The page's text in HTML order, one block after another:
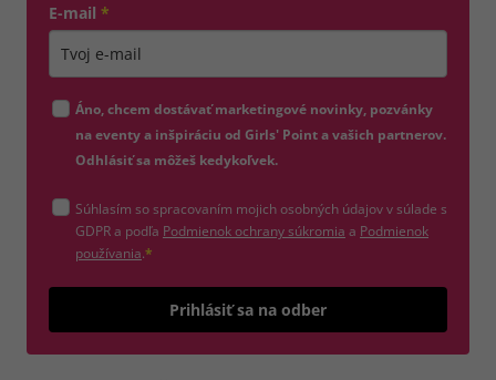
E-mail *
Áno, chcem dostávať marketingové novinky, pozvánky
na eventy a inšpiráciu od Girls' Point a vašich partnerov.
Odhlásiť sa môžeš kedykoľvek.
Súhlasím so spracovaním mojich osobných údajov v súlade s
GDPR a podľa Podmienok ochrany súkromia (otvorí sa v novom okne)
a Podmienok
používania(otvorí sa v novom okne)
.*
Prihlásiť sa na odber